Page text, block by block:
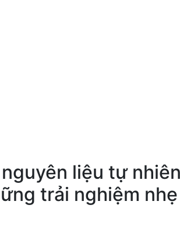
liệu tự
trải nghiệm